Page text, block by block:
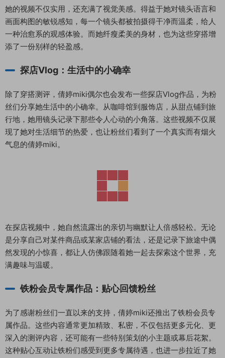
她的视频不仅实用，还充满了视觉美感。得益于她对镜头语言和
画面构图的敏锐感知，每一个镜头都被拍摄得干净而温柔，给人
一种治愈系的观感体验。而她纤瘦柔美的身材，也为这些穿搭增
添了一份别样的轻盈感。
探店Vlog：生活中的小确幸
除了穿搭测评，倩婷miki偶尔也会发布一些探店Vlog作品，为粉
丝们分享她生活中的小确幸。从咖啡馆到服饰店，从甜点铺到旅
行地，她用镜头记录下那些令人心动的小角落。这些视频不仅展
现了她对生活细节的热爱，也让粉丝们看到了一个真实而有烟火
气息的倩婷miki。
在探店视频中，她自然流露出的亲切与幽默让人倍感轻松。无论
是分享自己对某件商品或某家店铺的看法，还是记录下旅途中偶
然发现的小惊喜，都让人仿佛跟随着她一起去探索这个世界，充
满趣味与温暖。
铁粉会员专属作品：贴心回馈粉丝
为了感谢粉丝们一直以来的支持，倩婷miki还推出了铁粉会员专
属作品。这些内容通常更加精致、私密，不仅包括更多元化、更
深入的测评内容，还可能有一些特别策划的小主题或幕后花絮。
这种贴心互动让铁粉们感受到更多专属待遇，也进一步拉近了她